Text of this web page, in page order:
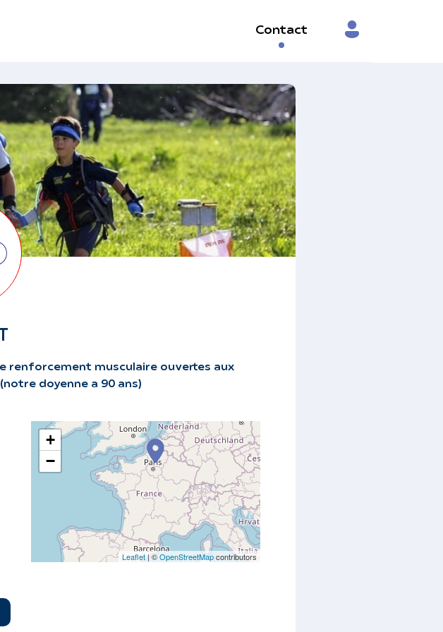
Contact
renforcement musculaire ouvertes aux
doyenne a 90 ans)
+
−
Leaflet| ©OpenStreetMapcontributors